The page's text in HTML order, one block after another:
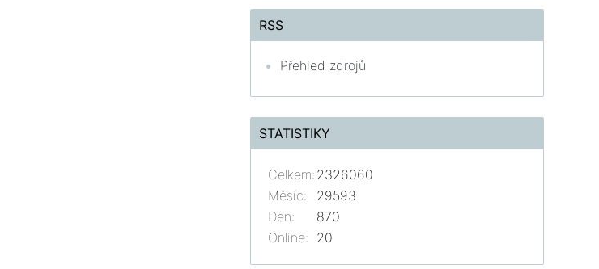
RSS
Přehled zdrojů
STATISTIKY
Online: 20
Celkem: 2326060
Měsíc:
29593
Den:
870